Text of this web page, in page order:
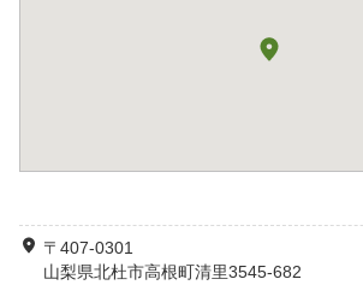
〒407-0301
山梨県北杜市高根町清里3545-682